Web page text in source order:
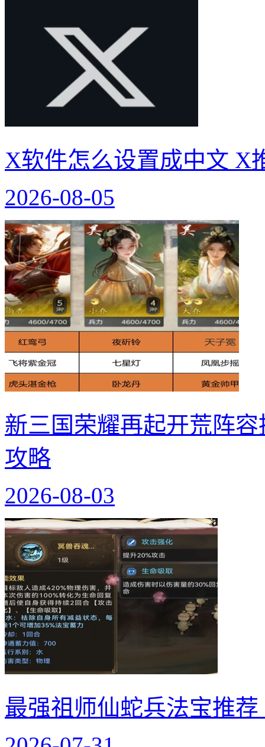
X软件怎么设置成中文 X
2026-08-05
新三国荣耀再起开荒阵
攻略
2026-08-03
最强祖师仙蛇兵法宝推